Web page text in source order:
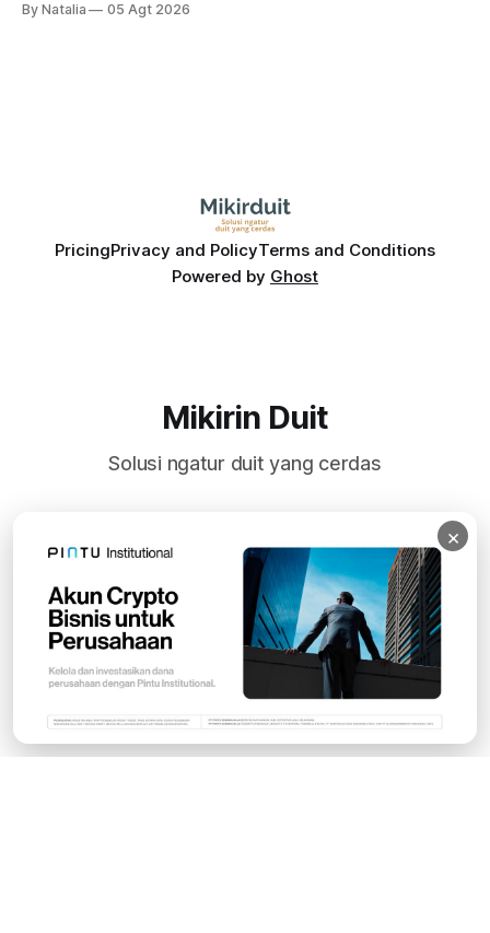
diprediksi semakin terlihat mendekati 2027. Kira-kira gimana
By Natalia 05 Agt 2026
PricingPrivacy and PolicyTerms and Conditions
Powered by Ghost
Mikirin Duit
Solusi ngatur duit yang cerdas
Subscribe
×